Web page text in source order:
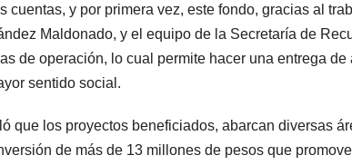
cuentas, y por primera vez, este fondo, gracias al
Maldonado, y el equipo de la Secretaría de
de operación, lo cual permite hacer una entrega
sentido social.
que los proyectos beneficiados, abarcan diversas
de más de 13 millones de pesos que